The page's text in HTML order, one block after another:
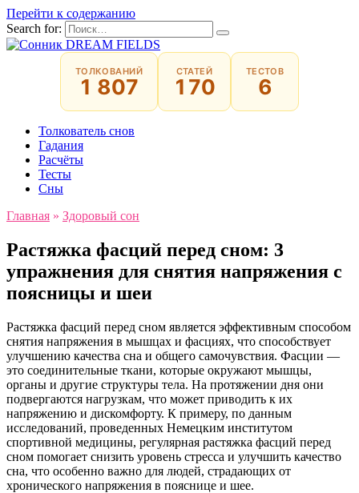
Перейти к содержанию
Search for:
ТОЛКОВАНИЙ
1 807
СТАТЕЙ
170
ТЕСТОВ
6
Толкователь снов
Гадания
Расчёты
Тесты
Сны
Главная » Здоровый сон
Растяжка фасций перед сном: 3
упражнения для снятия напряжения с
поясницы и шеи
Растяжка фасций перед сном является эффективным способом
снятия напряжения в мышцах и фасциях, что способствует
улучшению качества сна и общего самочувствия. Фасции —
это соединительные ткани, которые окружают мышцы,
органы и другие структуры тела. На протяжении дня они
подвергаются нагрузкам, что может приводить к их
напряжению и дискомфорту. К примеру, по данным
исследований, проведенных Немецким институтом
спортивной медицины, регулярная растяжка фасций перед
сном помогает снизить уровень стресса и улучшить качество
сна, что особенно важно для людей, страдающих от
хронического напряжения в пояснице и шее.